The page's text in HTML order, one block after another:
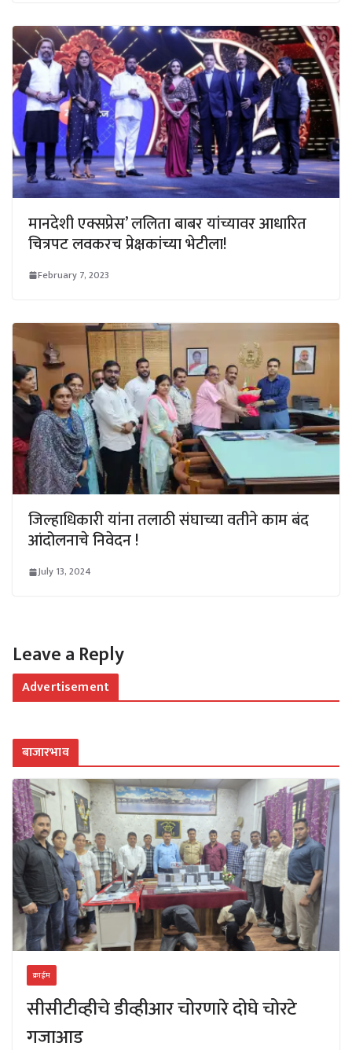
मानदेशी एक्सप्रेस’ ललिता बाबर यांच्यावर आधारित
चित्रपट लवकरच प्रेक्षकांच्या भेटीला!
February 7, 2023
जिल्हाधिकारी यांना तलाठी संघाच्या वतीने काम बंद
आंदोलनाचे निवेदन !
July 13, 2024
Leave a Reply
Advertisement
बाजारभाव
क्राईम
सीसीटीव्हीचे डीव्हीआर चोरणारे दोघे चोरटे
गजाआड